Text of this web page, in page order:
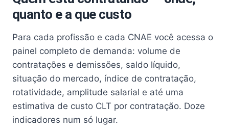
quanto e a que custo
Para cada profissão e cada CNAE você acessa o
painel completo de demanda: volume de
contratações e demissões, saldo líquido,
situação do mercado, índice de contratação,
rotatividade, amplitude salarial e até uma
estimativa de custo CLT por contratação. Doze
indicadores num só lugar.